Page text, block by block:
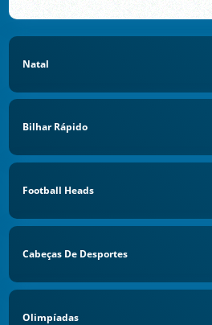
Natal
Bilhar Rápido
Football Heads
Cabeças De Desportes
Olimpíadas